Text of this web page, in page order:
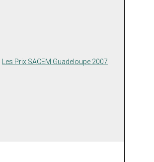
Les Prix SACEM Guadeloupe 2007